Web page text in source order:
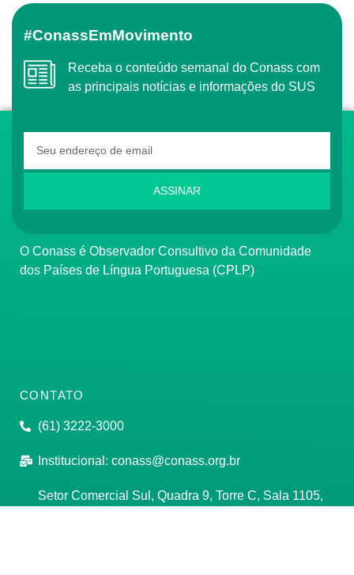
#ConassEmMovimento
Receba o conteúdo semanal do Conass com
as principais notícias e informações do SUS
ASSINAR
O Conass é Observador Consultivo da Comunidade
dos Países de Língua Portuguesa (CPLP)
CONTATO
(61) 3222-3000
Institucional: conass@conass.org.br
Setor Comercial Sul, Quadra 9, Torre C, Sala 1105,